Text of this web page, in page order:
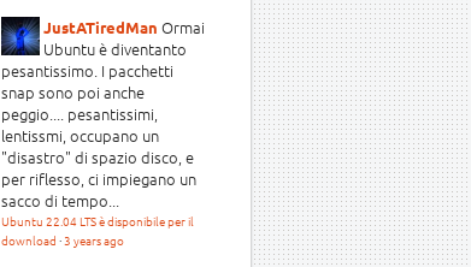
JustATiredMan Ormai
Ubuntu è diventanto
pesantissimo. I pacchetti
snap sono poi anche
peggio.... pesantissimi,
lentissmi, occupano un
"disastro" di spazio disco, e
per riflesso, ci impiegano un
sacco di tempo...
Ubuntu 22.04 LTS è disponibile per il
download ·3 years ago